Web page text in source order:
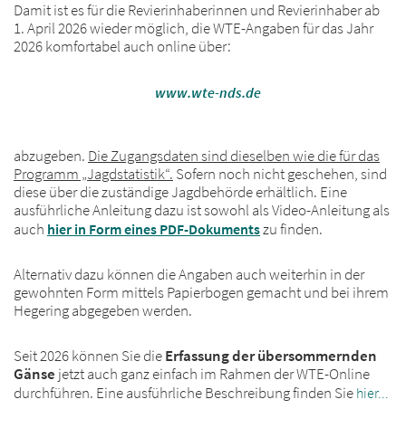
Damit ist es für die Revierinhaberinnen und Revierinhaber ab
1. April 2026 wieder möglich, die WTE-Angaben für das Jahr
2026 komfortabel auch online über:
www.wte-nds.de
abzugeben. Die Zugangsdaten sind dieselben wie die für das
Programm „Jagdstatistik“. Sofern noch nicht geschehen, sind
diese über die zuständige Jagdbehörde erhältlich. Eine
ausführliche Anleitung dazu ist sowohl als Video-Anleitung als
auch hier in Form eines PDF-Dokumentszu finden.
Alternativ dazu können die Angaben auch weiterhin in der
gewohnten Form mittels Papierbogen gemacht und bei ihrem
Hegering abgegeben werden.
Seit 2026 können Sie dieErfassung der übersommernden
Gänse jetzt auch ganz einfach im Rahmen der WTE-Online
durchführen. Eine ausführliche Beschreibung finden Sie hier...